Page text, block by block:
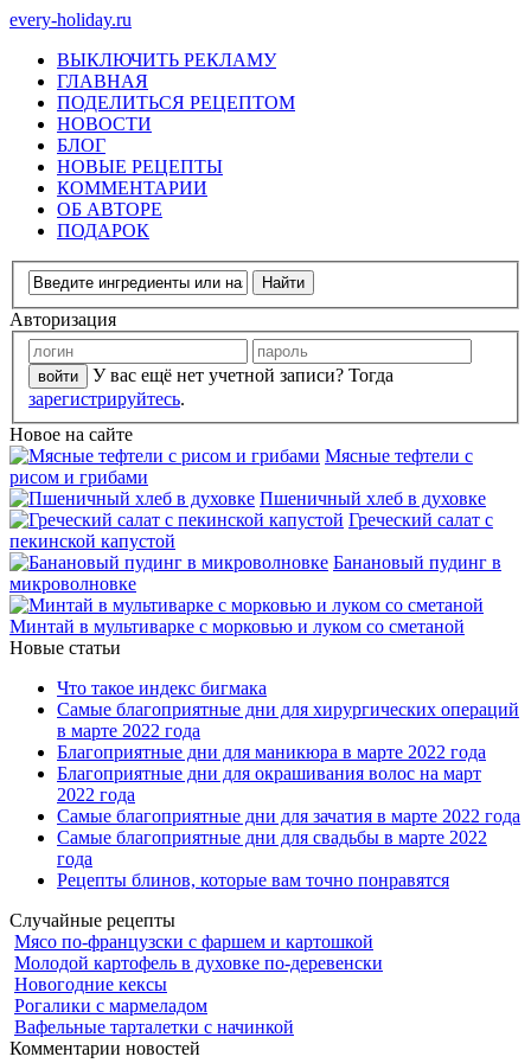
every-holiday.ru
ВЫКЛЮЧИТЬ РЕКЛАМУ
ГЛАВНАЯ
ПОДЕЛИТЬСЯ РЕЦЕПТОМ
НОВОСТИ
БЛОГ
НОВЫЕ РЕЦЕПТЫ
КОММЕНТАРИИ
ОБ АВТОРЕ
ПОДАРОК
Авторизация
У вас ещё нет учетной записи? Тогда
зарегистрируйтесь.
Новое на сайте
Мясные тефтели с
рисом и грибами
Пшеничный хлеб в духовке
Греческий салат с
пекинской капустой
Банановый пудинг в
микроволновке
Минтай в мультиварке с морковью и луком со сметаной
Новые статьи
Что такое индекс бигмака
Самые благоприятные дни для хирургических операций
в марте 2022 года
Благоприятные дни для маникюра в марте 2022 года
Благоприятные дни для окрашивания волос на март
2022 года
Самые благоприятные дни для зачатия в марте 2022 года
Самые благоприятные дни для свадьбы в марте 2022
года
Рецепты блинов, которые вам точно понравятся
Случайные рецепты
Мясо по-французски с фаршем и картошкой
Молодой картофель в духовке по-деревенски
Новогодние кексы
Рогалики с мармеладом
Вафельные тарталетки с начинкой
Комментарии новостей